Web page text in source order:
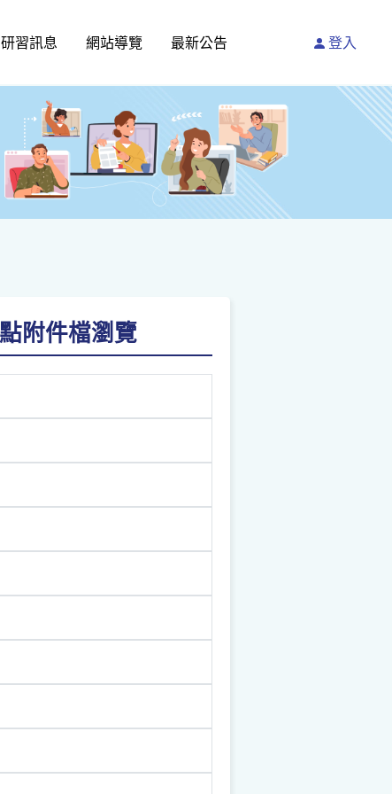
研習訊息 網站導覽 最新公告 登入
附件檔瀏覽